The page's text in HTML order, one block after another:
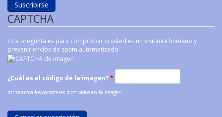
CAPTCHA
Esta pregunta es para comprobar si usted es un visitante humano y
prevenir envíos de spam automatizado.
¿Cuál es el código de la imagen?*
Introduzca los caracteres mostrados en la imagen.